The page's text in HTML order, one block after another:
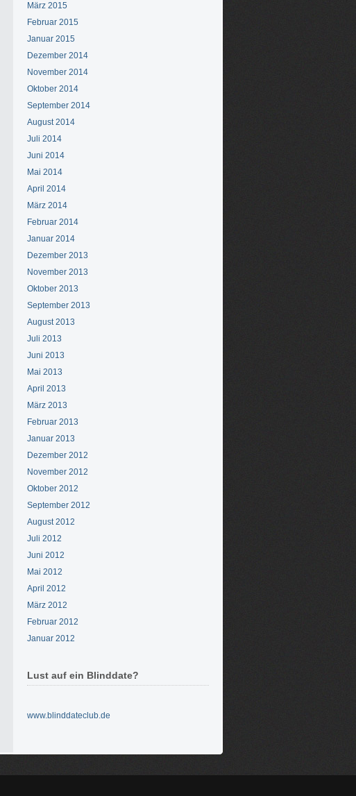
März 2015
Februar 2015
Januar 2015
Dezember 2014
November 2014
Oktober 2014
September 2014
August 2014
Juli 2014
Juni 2014
Mai 2014
April 2014
März 2014
Februar 2014
Januar 2014
Dezember 2013
November 2013
Oktober 2013
September 2013
August 2013
Juli 2013
Juni 2013
Mai 2013
April 2013
März 2013
Februar 2013
Januar 2013
Dezember 2012
November 2012
Oktober 2012
September 2012
August 2012
Juli 2012
Juni 2012
Mai 2012
April 2012
März 2012
Februar 2012
Januar 2012
Lust auf ein Blinddate?
www.blinddateclub.de